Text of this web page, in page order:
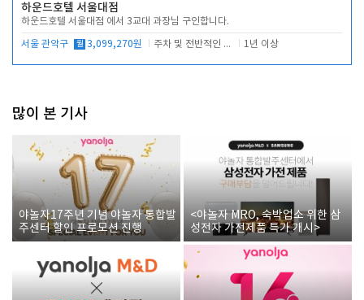
하운드호텔 서울대점
하운드호텔 서울대점 에서 3교대 과장님 구인합니다.
서울 관악구 월 3,099,270원 주차 및 전반적인 당번업무 1년 이상
많이 본 기사
야놀자17주년 기념 야놀자 통합발
주센터 할인 프로모션 진행
<야놀자 MRO, 숙박업소 위한 삼
성전자 가전제품 특가 개시>